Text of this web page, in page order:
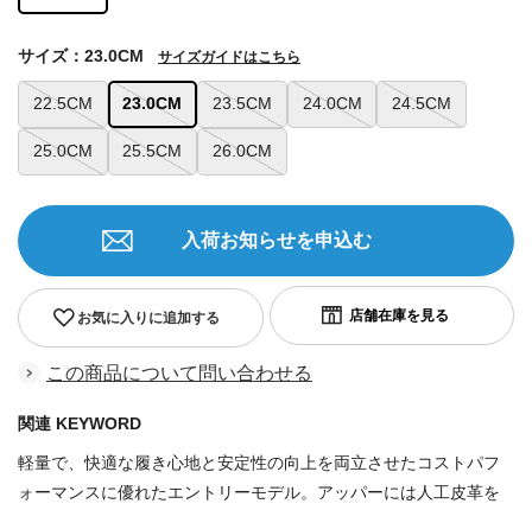
22.5CM 23.0CM 23.5CM 24.0CM 24.5CM
25.0CM 25.5CM 26.0CM
サイズ：23.0CM サイズガイドはこちら
お気に入りに追加する
入荷お知らせを申込む
この商品について問い合わせる
関連 KEYWORD
軽量で、快適な履き心地と安定性の向上を両立させたコストパフ
ォーマンスに優れたエントリーモデル。アッパーには人工皮革を